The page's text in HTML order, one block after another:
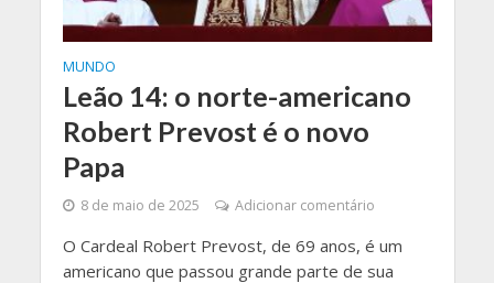
MUNDO
Leão 14: o norte-americano
Robert Prevost é o novo
Papa
8 de maio de 2025 Adicionar comentário
O Cardeal Robert Prevost, de 69 anos, é um
americano que passou grande parte de sua